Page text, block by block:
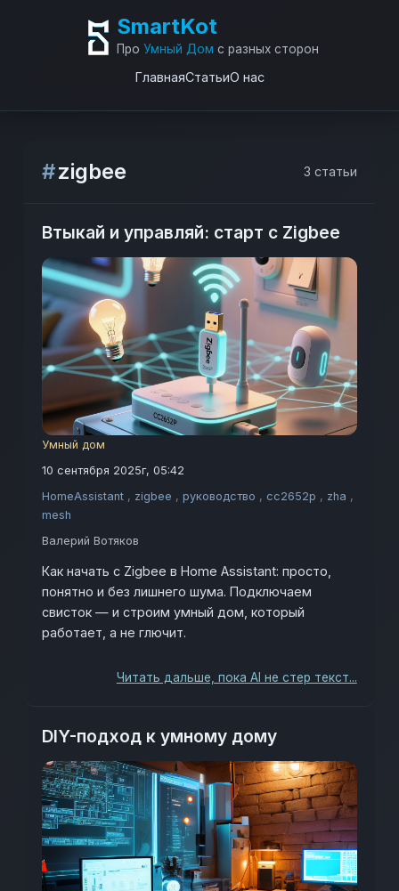
SmartKot
Про Умный Дом с разных сторон
ГлавнаяСтатьиО нас
#zigbee 3 статьи
Втыкай и управляй: старт с Zigbee
Умный дом
10 сентября 2025г, 05:42
HomeAssistant , zigbee , руководство , cc2652p , zha ,
mesh
Валерий Вотяков
Как начать с Zigbee в Home Assistant: просто,
понятно и без лишнего шума. Подключаем
свисток — и строим умный дом, который
работает, а не глючит.
Читать дальше, пока AI не стер текст...
DIY-подход к умному дому